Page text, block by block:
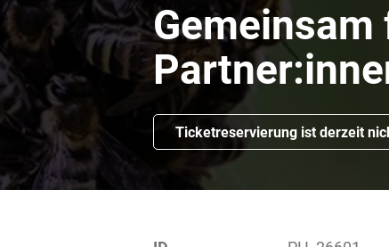
Ticketreservierung ist derzeit